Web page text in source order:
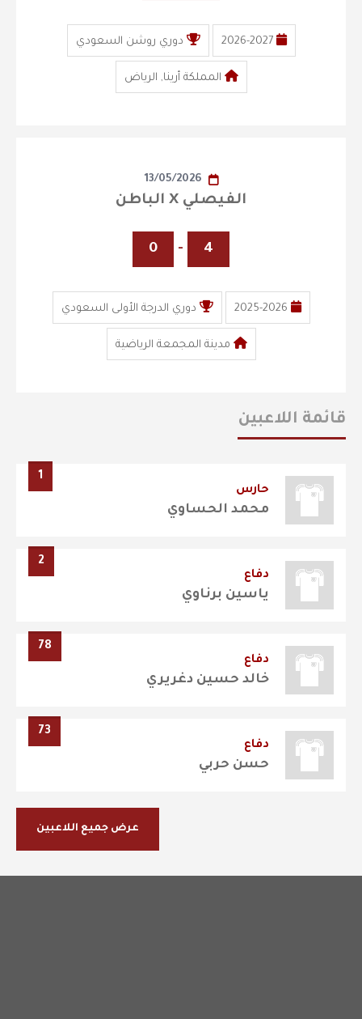
2026-2027 دوري روشن السعودي
المملكة أرينا, الرياض
13/05/2026
الفيصلي X الباطن
4
-
0
2025-2026 دوري الدرجة الأولى السعودي
مدينة المجمعة الرياضية
قائمة اللاعبين
1
حارس
محمد الحساوي
2
دفاع
ياسين برناوي
78
دفاع
خالد حسين دغريري
73
دفاع
حسن حربي
عرض جميع اللاعبين